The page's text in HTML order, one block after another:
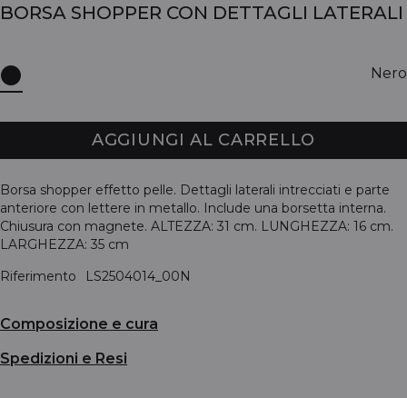
BORSA SHOPPER CON DETTAGLI LATERALI
Nero
AGGIUNGI AL CARRELLO
Borsa shopper effetto pelle. Dettagli laterali intrecciati e parte
anteriore con lettere in metallo. Include una borsetta interna.
Chiusura con magnete. ALTEZZA: 31 cm. LUNGHEZZA: 16 cm.
LARGHEZZA: 35 cm
Riferimento
LS2504014_00N
Composizione e cura
Spedizioni e Resi